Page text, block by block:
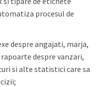
procesul de
despre angajati, marja,
despre vanzari,
si alte statistici care sa